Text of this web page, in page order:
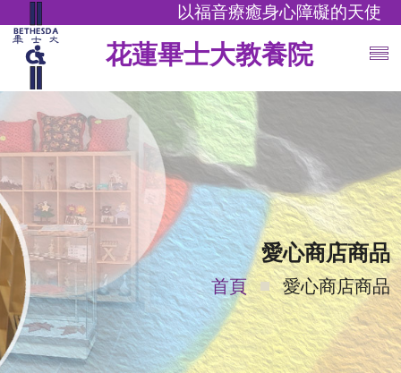
以福音療癒身心障礙的天使
花蓮畢士大教養院
愛心商店商品
首頁 愛心商店商品